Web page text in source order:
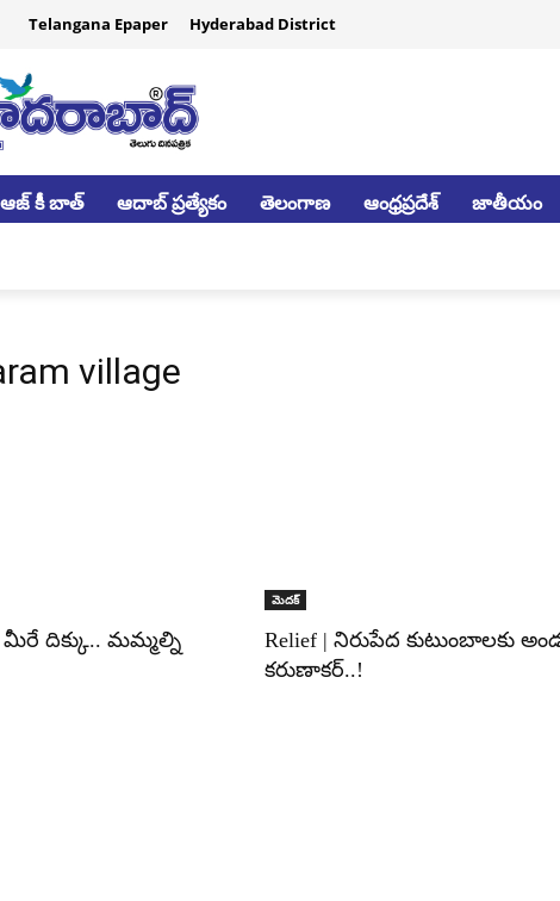
Telangana Epaper Hyderabad District
ఆజ్ కీ బాత్ ఆదాబ్ ప్రత్యేకం తెలంగాణ ఆంధ్రప్రదేశ్ జాతీయం
village
మీరే దిక్కు.. మమ్మల్ని
మెదక్‌
Relief | నిరుపేద కుటుంబాలకు
కరుణాకర్..!